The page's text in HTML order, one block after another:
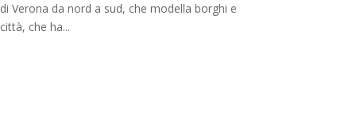
di Verona da nord a sud, che modella borghi e
città, che ha...